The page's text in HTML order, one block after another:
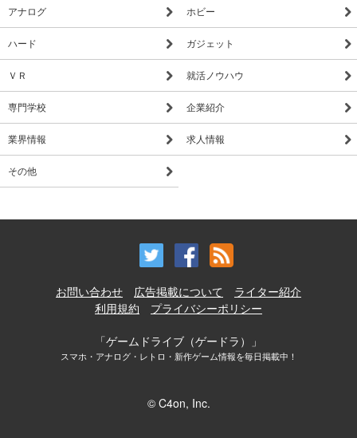
アナログ ホビー
ハード ガジェット
ＶＲ 就活ノウハウ
専門学校 企業紹介
業界情報 求人情報
その他
お問い合わせ 広告掲載について
ライター紹介
利用規約
プライバシーポリシー
「ゲームドライブ（ゲードラ）」
スマホ・アナログ・レトロ・新作ゲーム情報を毎日掲載中！
© C4on, Inc.